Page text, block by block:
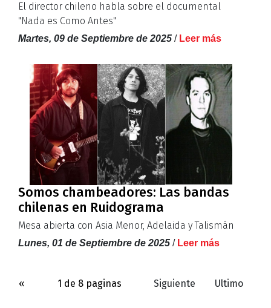
El director chileno habla sobre el documental
"Nada es Como Antes"
Martes, 09 de Septiembre de 2025 / Leer más
Somos chambeadores: Las bandas
chilenas en Ruidograma
Mesa abierta con Asia Menor, Adelaida y Talismán
Lunes, 01 de Septiembre de 2025 / Leer más
« 1 de 8 paginas Siguiente Ultimo